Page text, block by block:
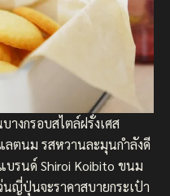
างกรอบสไตล์ฝรั่งเศส
ลตนม รสหวานละมุนกำลังดี
บรนด์ Shiroi Koibito ขนม
ญี่ปุ่นจะราคาสบายกระเป๋า